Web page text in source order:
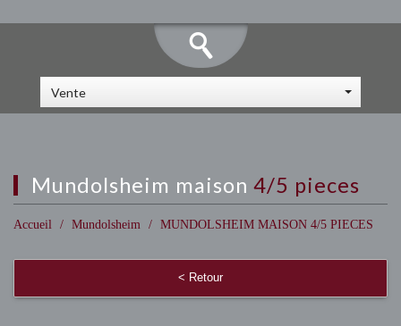
Vente
mundolsheim maison 4/5 pieces
Accueil Mundolsheim MUNDOLSHEIM MAISON 4/5 PIECES
< Retour